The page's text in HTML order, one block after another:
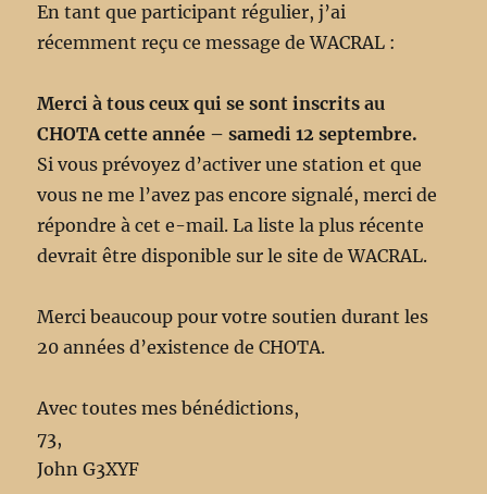
En tant que participant régulier, j’ai
récemment reçu ce message de WACRAL :
Merci à tous ceux qui se sont inscrits au
CHOTA cette année – samedi 12 septembre.
Si vous prévoyez d’activer une station et que
vous ne me l’avez pas encore signalé, merci de
répondre à cet e-mail. La liste la plus récente
devrait être disponible sur le site de WACRAL.
Merci beaucoup pour votre soutien durant les
20 années d’existence de CHOTA.
Avec toutes mes bénédictions,
73,
John G3XYF